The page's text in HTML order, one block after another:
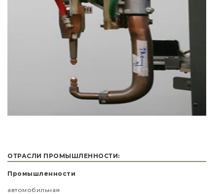
ОТРАСЛИ ПРОМЫШЛЕННОСТИ:
Промышленности
автомобильная